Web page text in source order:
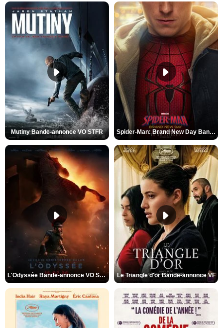
Mutiny Bande-annonce VO STFR Spider-Man: Brand New Day Bande-annonce VO STFR
L'Odyssée Bande-annonce VO STFR Le Triangle d'or Bande-annonce VF